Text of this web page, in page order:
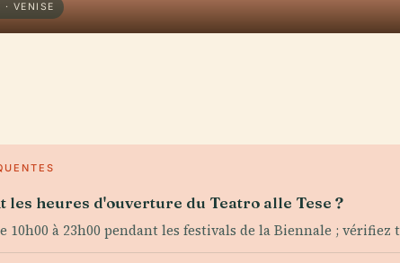
· VENISE
les heures d'ouverture du Teatro alle Tese ?
10h00 à 23h00 pendant les festivals de la Biennale ;